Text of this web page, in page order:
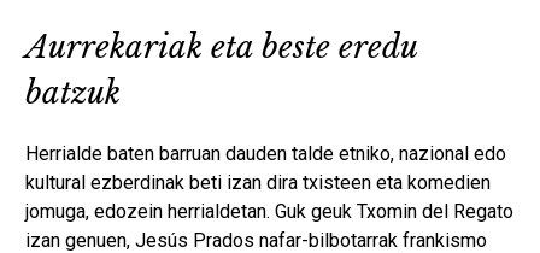
Aurrekariak eta beste eredu
batzuk
Herrialde baten barruan dauden talde etniko, nazional edo
kultural ezberdinak beti izan dira txisteen eta komedien
jomuga, edozein herrialdetan. Guk geuk Txomin del Regato
izan genuen, Jesús Prados nafar-bilbotarrak frankismo